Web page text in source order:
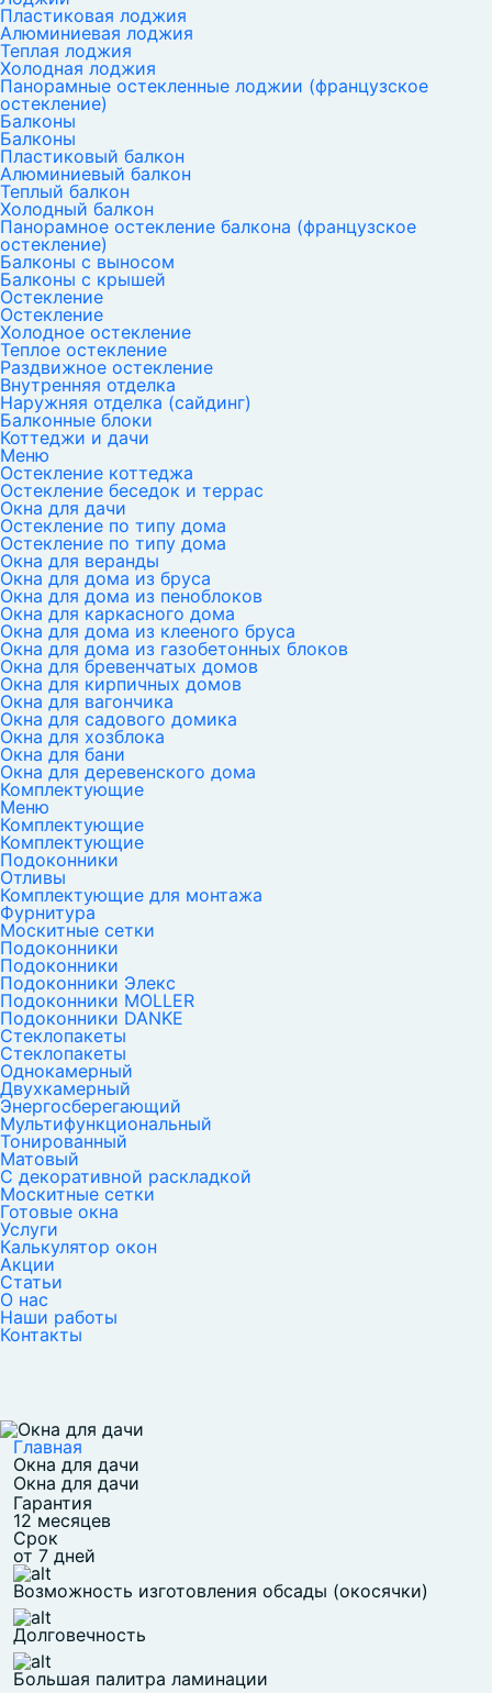
Пластиковая лоджия
Алюминиевая лоджия
Теплая лоджия
Холодная лоджия
Панорамные остекленные лоджии (французское
остекление)
Балконы
Балконы
Пластиковый балкон
Алюминиевый балкон
Теплый балкон
Холодный балкон
Панорамное остекление балкона (французское
остекление)
Балконы с выносом
Балконы с крышей
Остекление
Остекление
Холодное остекление
Теплое остекление
Раздвижное остекление
Внутренняя отделка
Наружняя отделка (сайдинг)
Балконные блоки
Коттеджи и дачи
Меню
Остекление коттеджа
Остекление беседок и террас
Окна для дачи
Остекление по типу дома
Остекление по типу дома
Окна для веранды
Окна для дома из бруса
Окна для дома из пеноблоков
Окна для каркасного дома
Окна для дома из клееного бруса
Окна для дома из газобетонных блоков
Окна для бревенчатых домов
Окна для кирпичных домов
Окна для вагончика
Окна для садового домика
Окна для хозблока
Окна для бани
Окна для деревенского дома
Комплектующие
Меню
Комплектующие
Комплектующие
Подоконники
Отливы
Комплектующие для монтажа
Фурнитура
Москитные сетки
Подоконники
Подоконники
Подоконники Элекс
Подоконники MOLLER
Подоконники DANKE
Стеклопакеты
Стеклопакеты
Однокамерный
Двухкамерный
Энергосберегающий
Мультифункциональный
Тонированный
Матовый
С декоративной раскладкой
Москитные сетки
Готовые окна
Услуги
Калькулятор окон
Акции
Статьи
О нас
Наши работы
Контакты
Главная
Окна для дачи
Окна для дачи
Гарантия
12 месяцев
Срок
от 7 дней
Возможность изготовления обсады (окосячки)
Долговечность
Большая палитра ламинации